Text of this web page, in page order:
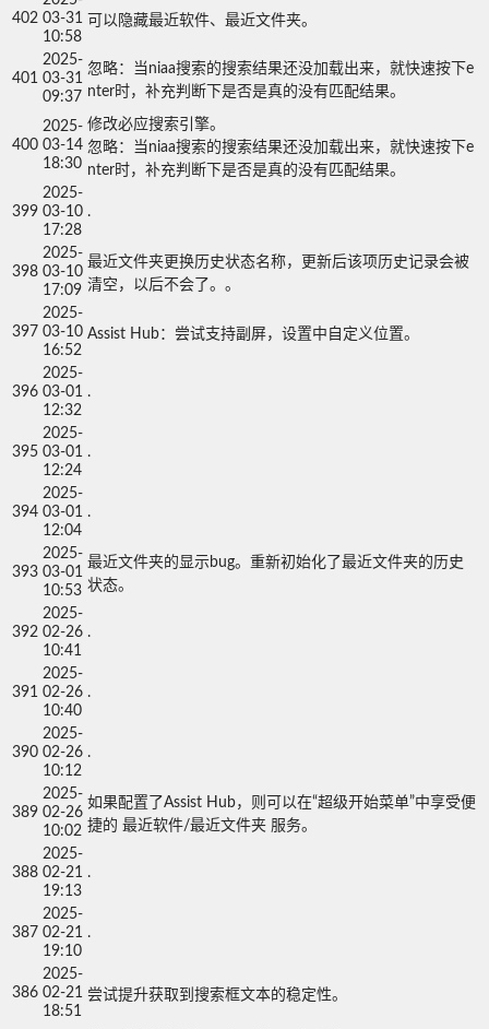
402 03-31
10:58
可以隐藏最近软件、最近文件夹。
401
2025-
03-31
09:37
忽略：当niaa搜索的搜索结果还没加载出来，就快速按下e
nter时，补充判断下是否是真的没有匹配结果。
400
2025-
03-14
18:30
修改必应搜索引擎。
忽略：当niaa搜索的搜索结果还没加载出来，就快速按下e
nter时，补充判断下是否是真的没有匹配结果。
399
2025-
03-10
17:28
.
398
2025-
03-10
17:09
最近文件夹更换历史状态名称，更新后该项历史记录会被
清空，以后不会了。。
397
2025-
03-10
16:52
Assist Hub：尝试支持副屏，设置中自定义位置。
396
2025-
03-01
12:32
.
395
2025-
03-01
12:24
.
394
2025-
03-01
12:04
.
393
2025-
03-01
10:53
最近文件夹的显示bug。重新初始化了最近文件夹的历史
状态。
392
2025-
02-26
10:41
.
391
2025-
02-26
10:40
.
390
2025-
02-26
10:12
.
389
2025-
02-26
10:02
如果配置了Assist Hub，则可以在“超级开始菜单”中享受便
捷的 最近软件/最近文件夹 服务。
388
2025-
02-21
19:13
.
387
2025-
02-21
19:10
.
386
2025-
02-21
18:51
尝试提升获取到搜索框文本的稳定性。